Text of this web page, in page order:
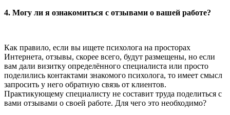
4. Могу ли я ознакомиться с отзывами о вашей работе?
Как правило, если вы ищете психолога на просторах
Интернета, отзывы, скорее всего, будут размещены, но если
вам дали визитку определённого специалиста или просто
поделились контактами знакомого психолога, то имеет смысл
запросить у него обратную связь от клиентов.
Практикующему специалисту не составит труда поделиться с
вами отзывами о своей работе. Для чего это необходимо?